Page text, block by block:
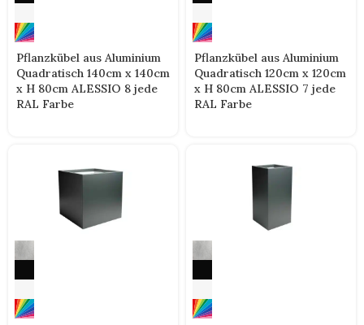
Pflanzkübel aus Aluminium
Quadratisch 140cm x 140cm
x H 80cm ALESSIO 8 jede
RAL Farbe
Pflanzkübel aus Aluminium
Quadratisch 120cm x 120cm
x H 80cm ALESSIO 7 jede
RAL Farbe